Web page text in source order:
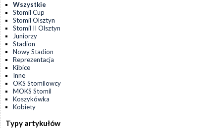
Wszystkie
Stomil Cup
Stomil Olsztyn
Stomil II Olsztyn
Juniorzy
Stadion
Nowy Stadion
Reprezentacja
Kibice
Inne
OKS Stomilowcy
MOKS Stomil
Koszykówka
Kobiety
Typy artykułów